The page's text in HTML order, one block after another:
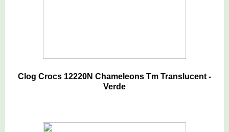
Clog Crocs 12220N Chameleons Tm Translucent -
Verde